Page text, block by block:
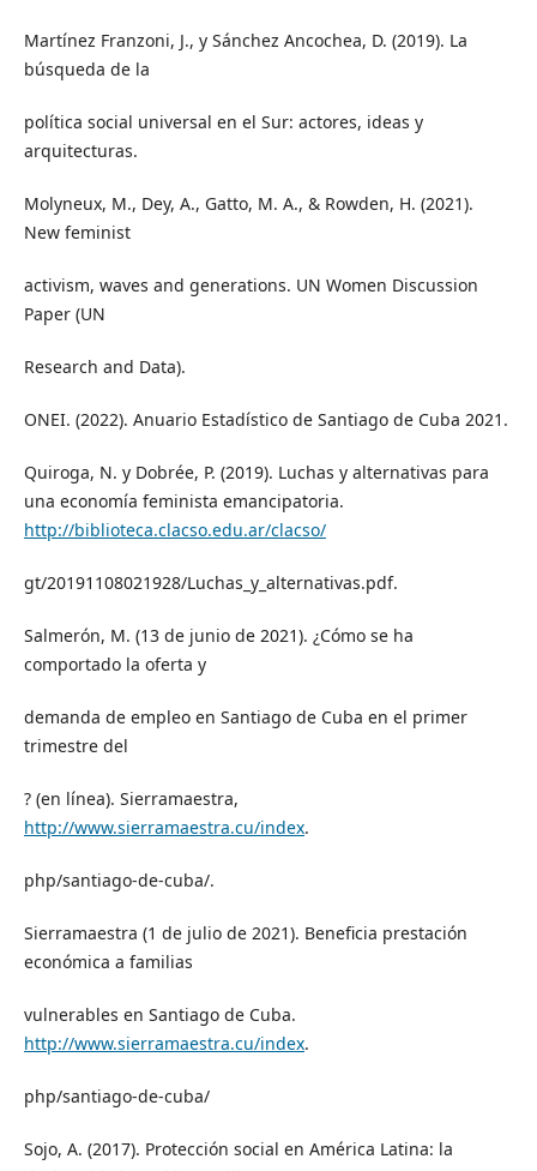
Martínez Franzoni, J., y Sánchez Ancochea, D. (2019). La
búsqueda de la
política social universal en el Sur: actores, ideas y
arquitecturas.
Molyneux, M., Dey, A., Gatto, M. A., & Rowden, H. (2021).
New feminist
activism, waves and generations. UN Women Discussion
Paper (UN
Research and Data).
ONEI. (2022). Anuario Estadístico de Santiago de Cuba 2021.
Quiroga, N. y Dobrée, P. (2019). Luchas y alternativas para
una economía feminista emancipatoria.
http://biblioteca.clacso.edu.ar/clacso/
gt/20191108021928/Luchas_y_alternativas.pdf.
Salmerón, M. (13 de junio de 2021). ¿Cómo se ha
comportado la oferta y
demanda de empleo en Santiago de Cuba en el primer
trimestre del
? (en línea). Sierramaestra,
http://www.sierramaestra.cu/index.
php/santiago-de-cuba/.
Sierramaestra (1 de julio de 2021). Beneficia prestación
económica a familias
vulnerables en Santiago de Cuba.
http://www.sierramaestra.cu/index.
php/santiago-de-cuba/
Sojo, A. (2017). Protección social en América Latina: la